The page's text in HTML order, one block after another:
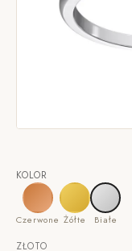
KOLOR
Czerwone Żółte Białe
ZŁOTO